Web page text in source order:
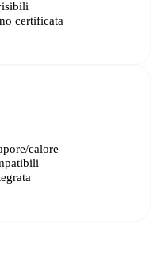
certificata
calore